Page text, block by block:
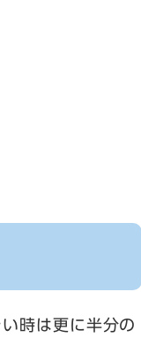
時は更に半分の